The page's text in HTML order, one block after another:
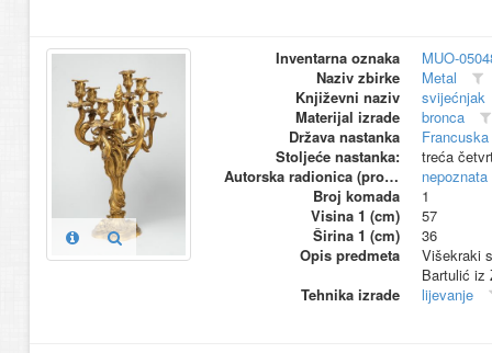
Inventarna oznaka
MUO-
Naziv zbirke
Metal
Književni naziv
svijećnjak
Materijal izrade
bronca
Država nastanka
Francuska
Stoljeće nastanka:
treća
Autorska radionica (proizvođač)
nepoznata
Broj komada
1
Visina 1 (cm)
57
Širina 1 (cm)
36
Opis predmeta
Višekraki
Bartulić iz
Tehnika izrade
lijevanje